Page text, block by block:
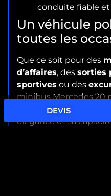
conduite fiable et
Un véhicule
toutes les
Que ce soit pour des
d’affaires, des sorties
sportives ou des
minibus Mercedes 20
parfaitement à vos
élégance et sa
DEVIS